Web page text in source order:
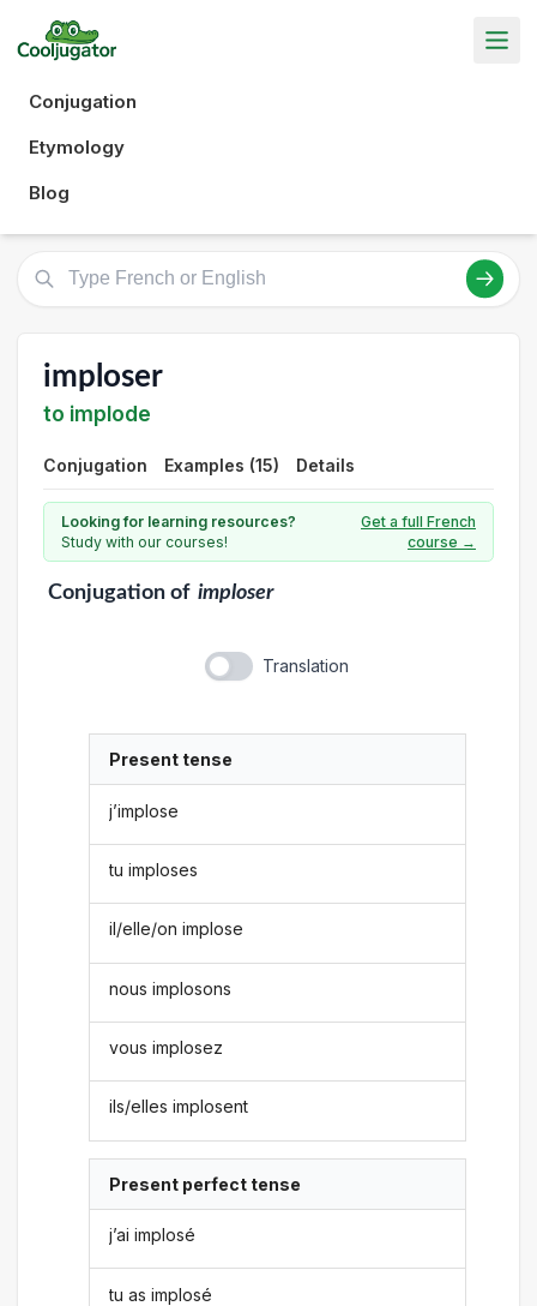
Conjugation
Etymology
Blog
imploser
to implode
Conjugation Examples (15) Details
Looking for learning resources?
Study with our courses!
Get a full French
course →
Conjugationof imploser
Translation
Present tense
j’implose
tu imploses
il/elle/on implose
nous implosons
vous implosez
ils/elles implosent
Present perfect tense
j’ai implosé
tu as implosé